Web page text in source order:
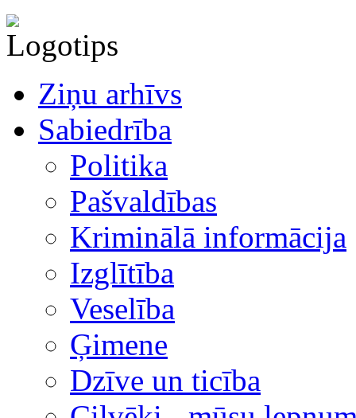
Ziņu arhīvs
Sabiedrība
Politika
Pašvaldības
Kriminālā informācija
Izglītība
Veselība
Ģimene
Dzīve un ticība